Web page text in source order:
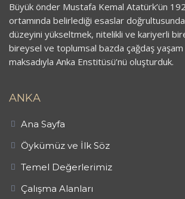
Büyük önder Mustafa Kemal Atatürk’ün
ortamında belirlediği esaslar
düzeyini yükseltmek, nitelikli ve kariyerli
bireysel ve toplumsal bazda çağdaş
maksadıyla Anka Enstitüsü’nü oluşturduk.
ANKA
Ana Sayfa
Öykümüz ve İlk Söz
Temel Değerlerimiz
Çalışma Alanları